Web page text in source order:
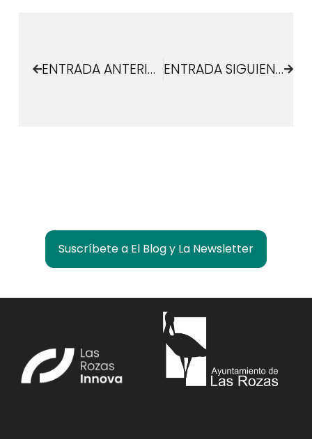
ENTRADA ANTERIOR ENTRADA SIGUIENTE
Suscríbete a El Blog y La Newsletter